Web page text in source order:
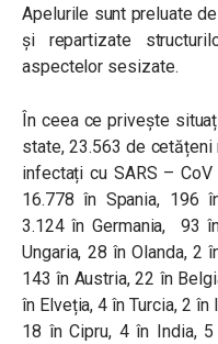
Apelurile sunt preluate
și repartizate
aspectelor sesizate.
În ceea ce privește
state, 23.563 de
infectați cu SARS –
16.778 în Spania, 196
3.124 în Germania, 93
Ungaria, 28 în Olanda, 2
143 în Austria, 22 în
în Elveția, 4 în Turcia, 2 în
18 în Cipru, 4 în India,